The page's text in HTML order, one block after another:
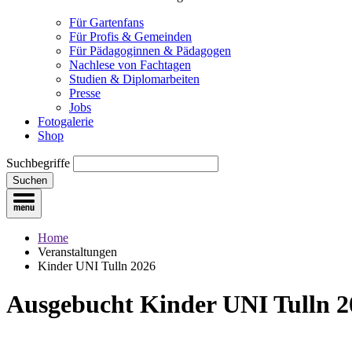
Für Gartenfans
Für Profis & Gemeinden
Für Pädagoginnen & Pädagogen
Nachlese von Fachtagen
Studien & Diplomarbeiten
Presse
Jobs
Fotogalerie
Shop
Suchbegriffe
Suchen
Home
Veranstaltungen
Kinder UNI Tulln 2026
Aus­gebucht Kinder UNI Tulln